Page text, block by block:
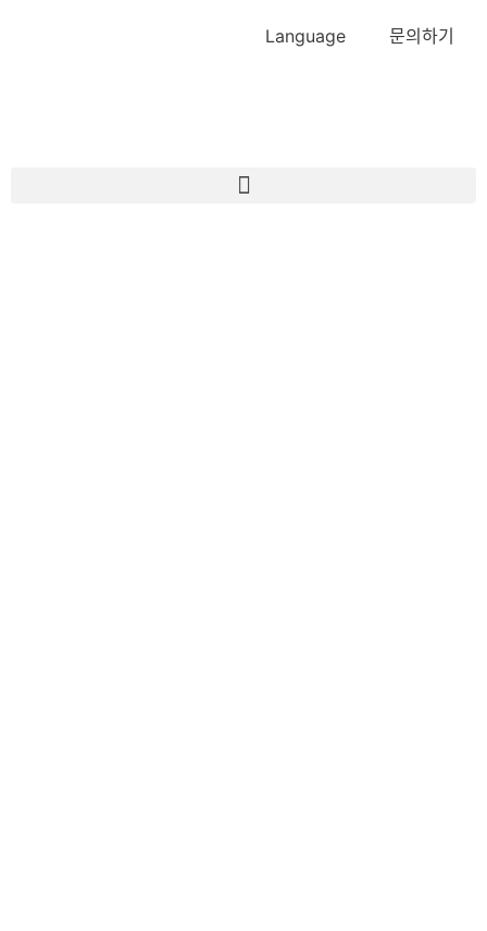
Language 문의하기